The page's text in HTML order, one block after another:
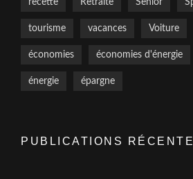
tourisme vacances Voiture
économies économies d'énergie
énergie épargne
PUBLICATIONS